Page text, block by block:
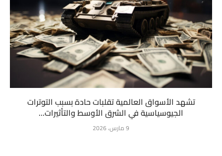
تشهد الأسواق العالمية تقلبات حادة بسبب التوترات
الجيوسياسية في الشرق الأوسط والتأثيرات...
9 مارس، 2026